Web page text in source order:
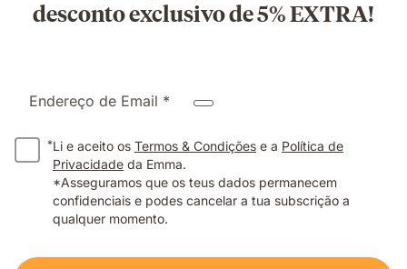
desconto exclusivo de 5% EXTRA!
Endereço de Email *
*Li e aceito os Termos & Condições e a Política de
Privacidade da Emma.
*Asseguramos que os teus dados permanecem
confidenciais e podes cancelar a tua subscrição a
qualquer momento.